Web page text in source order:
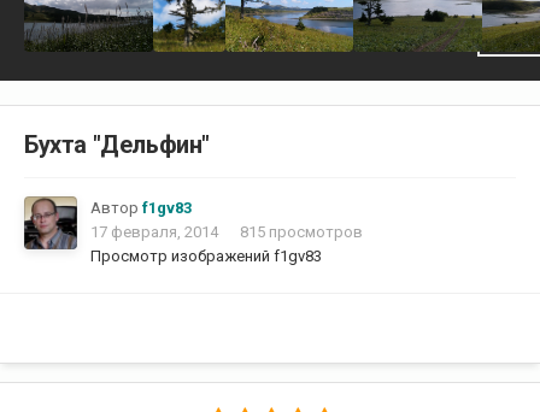
Бухта "Дельфин"
Автор f1gv83
17 февраля, 2014
815 просмотров
Просмотр изображений f1gv83